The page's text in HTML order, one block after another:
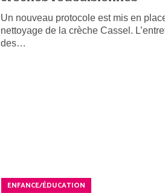
Un nouveau protocole est mis en
nettoyage de la crèche Cassel.
des…
ENFANCE/ÉDUCATION